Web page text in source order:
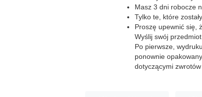
Masz 3 dni robocze
Tylko te, które
Proszę upewnić się,
Wyślij swój
Po pierwsze,
ponownie
dotyczącymi